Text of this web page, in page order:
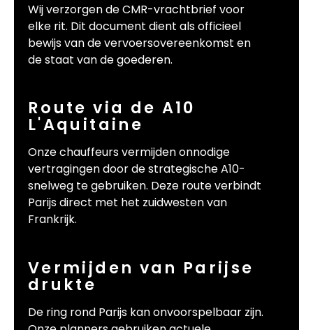
Wij verzorgen de CMR-vrachtbrief voor
elke rit. Dit document dient als officieel
bewijs van de vervoersovereenkomst en
de staat van de goederen.
Route via de A10
L'Aquitaine
Onze chauffeurs vermijden onnodige
vertragingen door de strategische A10-
snelweg te gebruiken. Deze route verbindt
Parijs direct met het zuidwesten van
Frankrijk.
Vermijden van Parijse
drukte
De ring rond Parijs kan onvoorspelbaar zijn.